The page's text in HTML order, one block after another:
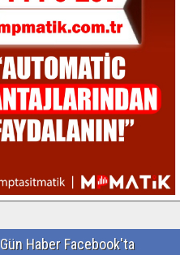
Gün Haber Facebook'ta